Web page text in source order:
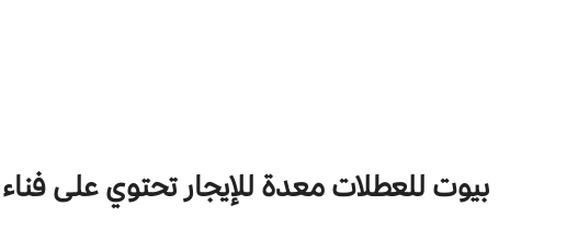
بيوت للعطلات معدة للإيجار تحتوي على فناء